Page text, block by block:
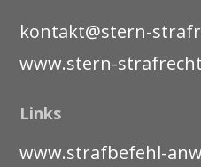
kontakt@stern-
www.stern-
Links
www.strafbefehl-